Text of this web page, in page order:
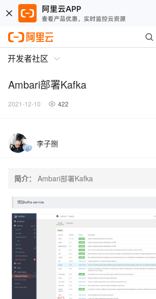
开发者社区
Ambari部署Kafka
2021-12-10 422
李子捌
简介： Ambari部署Kafka